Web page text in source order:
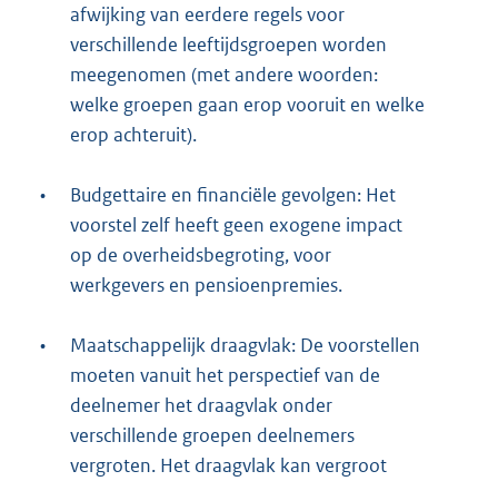
afwijking van eerdere regels voor
verschillende leeftijdsgroepen worden
meegenomen (met andere woorden:
welke groepen gaan erop vooruit en welke
erop achteruit).
•
Budgettaire en financiële gevolgen: Het
voorstel zelf heeft geen exogene impact
op de overheidsbegroting, voor
werkgevers en pensioenpremies.
•
Maatschappelijk draagvlak: De voorstellen
moeten vanuit het perspectief van de
deelnemer het draagvlak onder
verschillende groepen deelnemers
vergroten. Het draagvlak kan vergroot